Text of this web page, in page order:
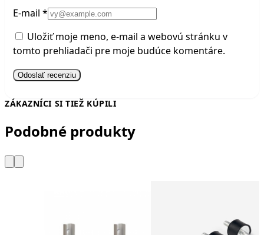
E-mail *
Uložiť moje meno, e-mail a webovú stránku v
tomto prehliadači pre moje budúce komentáre.
ZÁKAZNÍCI SI TIEŽ KÚPILI
Podobné produkty